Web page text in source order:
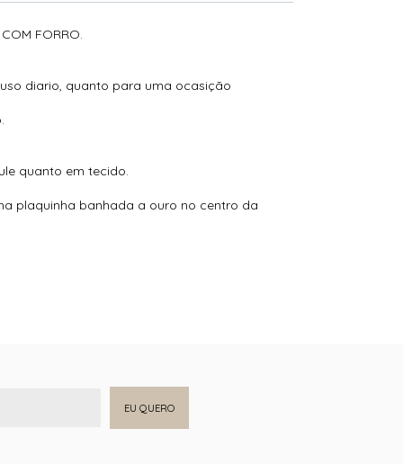
FORRO.
diario, quanto para uma ocasição
quanto em tecido.
plaquinha banhada a ouro no centro da
EU QUERO